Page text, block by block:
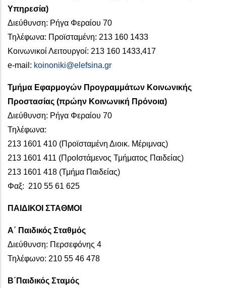
Υπηρεσία)
Διεύθυνση: Ρήγα Φεραίου 70
Τηλέφωνα: Προϊσταμένη: 213 160 1433
Κοινωνικοί Λειτουργοί: 213 160 1433,417
e-mail: koinoniki@elefsina.gr
Τμήμα Εφαρμογών Προγραμμάτων Κοινωνικής
Προστασίας (πρώην Κοινωνική Πρόνοια)
Διεύθυνση: Ρήγα Φεραίου 70
Τηλέφωνα:
213 1601 410 (Προϊσταμένη Διοικ. Μέριμνας)
213 1601 411 (ΠροΙστάμενος Τμήματος Παιδείας)
213 1601 418 (Τμήμα Παιδείας)
Φαξ: 210 55 61 625
ΠΑΙΔΙΚΟΙ ΣΤΑΘΜΟΙ
Α΄ Παιδικός Σταθμός
Διεύθυνση: Περσεφόνης 4
Τηλέφωνο: 210 55 46 478
Β΄Παιδικός Σταμός